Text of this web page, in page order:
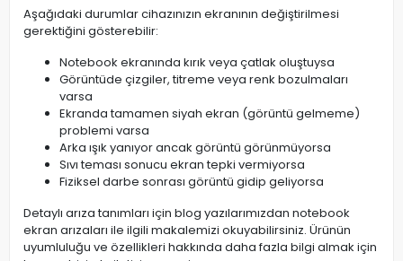
Aşağıdaki durumlar cihazınızın ekranının değiştirilmesi
gerektiğini gösterebilir:
Notebook ekranında kırık veya çatlak oluştuysa
Görüntüde çizgiler, titreme veya renk bozulmaları
varsa
Ekranda tamamen siyah ekran (görüntü gelmeme)
problemi varsa
Arka ışık yanıyor ancak görüntü görünmüyorsa
Sıvı teması sonucu ekran tepki vermiyorsa
Fiziksel darbe sonrası görüntü gidip geliyorsa
Detaylı arıza tanımları için blog yazılarımızdan notebook
ekran arızaları ile ilgili makalemizi okuyabilirsiniz. Ürünün
uyumluluğu ve özellikleri hakkında daha fazla bilgi almak için